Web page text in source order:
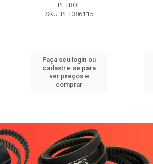
PETROL
SKU: PET386115
Faça seu login ou
cadastre-se para
ver preços e
comprar